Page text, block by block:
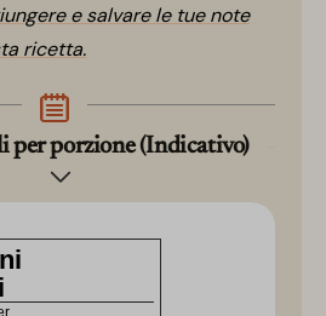
e salvare le tue note
ricetta.
per porzione (Indicativo)